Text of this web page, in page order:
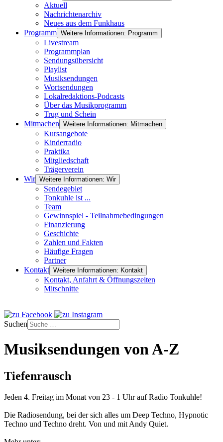
Aktuell
Nachrichtenarchiv
Neues aus dem Funkhaus
Programm Weitere Informationen: Programm
Livestream
Programmplan
Sendungsübersicht
Playlist
Musiksendungen
Wortsendungen
Lokalredaktions-Podcasts
Über das Musikprogramm
Trug und Schein
Mitmachen Weitere Informationen: Mitmachen
Kursangebote
Kinderradio
Praktika
Mitgliedschaft
Trägerverein
Wir Weitere Informationen: Wir
Sendegebiet
Tonkuhle ist ...
Team
Gewinnspiel - Teilnahmebedingungen
Finanzierung
Geschichte
Zahlen und Fakten
Häufige Fragen
Partner
Kontakt Weitere Informationen: Kontakt
Kontakt, Anfahrt & Öffnungszeiten
Mitschnitte
Suchen
Musiksendungen von A-Z
Tiefenrausch
Jeden 4. Freitag im Monat von 23 - 1 Uhr auf Radio Tonkuhle!
Die Radiosendung, bei der sich alles um Deep Techno, Hypnotic
Techno und Techno dreht. Von und mit Andy Quiet.